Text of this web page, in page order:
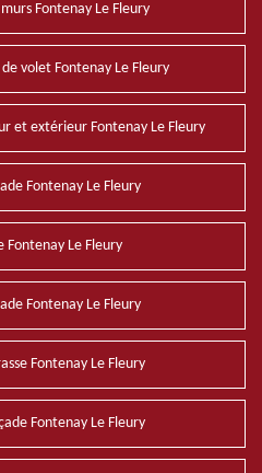
Fontenay Le Fleury
volet Fontenay Le Fleury
et extérieur Fontenay Le Fleury
Fontenay Le Fleury
Fontenay Le Fleury
Fontenay Le Fleury
Fontenay Le Fleury
Fontenay Le Fleury